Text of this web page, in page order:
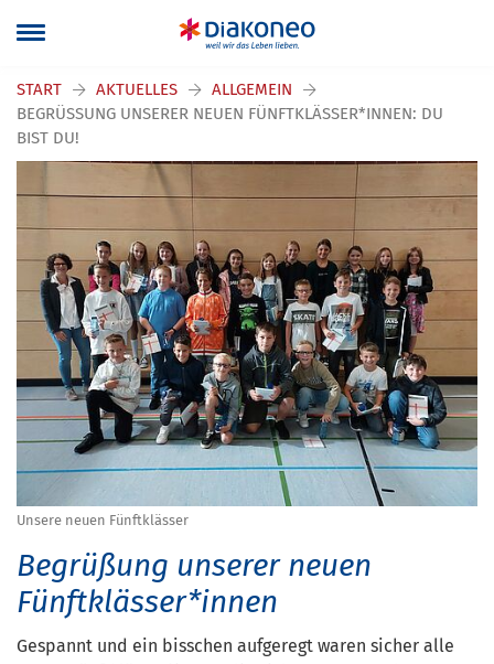
START AKTUELLES
ALLGEMEIN
BEGRÜSSUNG UNSERER NEUEN FÜNFTKLÄSSER*INNEN: DU B
IST DU!
Unsere neuen Fünftklässer
Begrüßung unserer neuen
Fünftklässer*innen
Gespannt und ein bisschen aufgeregt waren sicher alle